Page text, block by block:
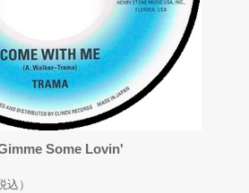
Some Lovin'
込）